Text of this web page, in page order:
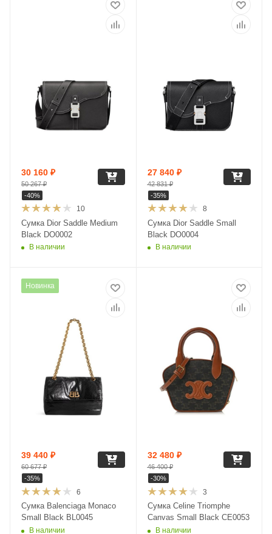
10
Сумка Dior Saddle Medium
Black DO0002
В наличии
30 160 ₽
50 267₽
-40%
8
Сумка Dior Saddle Small
Black DO0004
В наличии
27 840₽
42 831₽
-35%
Новинка
6
Сумка Balenciaga Monaco
Small Black BL0045
В наличии
39 440 ₽
60 677₽
-35%
3
Сумка Celine Triomphe
Canvas Small Black CE0053
В наличии
32 480₽
46 400₽
-30%